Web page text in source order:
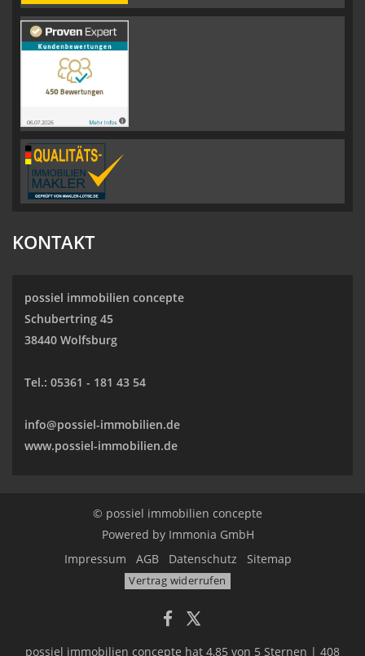
KONTAKT
possiel immobilien concepte
Schubertring 45
38440 Wolfsburg
Tel.: 05361 - 181 43 54
info@possiel-immobilien.de
www.possiel-immobilien.de
© possiel immobilien concepte
Powered by Immonia GmbH
Impressum
AGB Datenschutz Sitemap
Vertrag widerrufen
possiel immobilien concepte hat 4,85 von 5 Sternen | 408